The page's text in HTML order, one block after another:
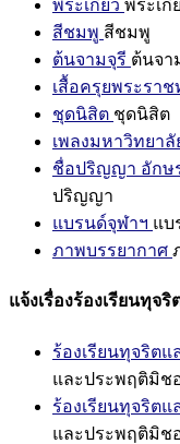
พระเกี้ยว พระเกี้
สีชมพู สีชมพู
ต้นจามจุรี ต้นจา
เสื้อครุยพระรา
ชุดนิสิต ชุดนิสิต
เพลงมหาวิทยาลั
ชื่อปริญญา อักษ
ปริญญา
แบรนด์จุฬาฯ แบ
ภาพบรรยากาศ
แจ้งเรื่องร้องเรียนทุจริ
ร้องเรียนทุจริต
และประพฤติมิช
ร้องเรียนทุจริต
และประพฤติมิช